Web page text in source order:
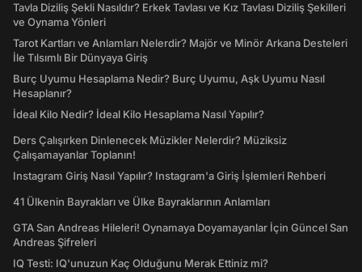
Tavla Diziliş Şekli Nasıldır? Erkek Tavlası ve Kız Tavlası Diziliş Şekilleri
ve Oynama Yönleri
Tarot Kartları ve Anlamları Nelerdir? Majör ve Minör Arkana Desteleri
İle Tılsımlı Bir Dünyaya Giriş
Burç Uyumu Hesaplama Nedir? Burç Uyumu, Aşk Uyumu Nasıl
Hesaplanır?
İdeal Kilo Nedir? İdeal Kilo Hesaplama Nasıl Yapılır?
Ders Çalışırken Dinlenecek Müzikler Nelerdir? Müziksiz
Çalışamayanlar Toplanın!
Instagram Giriş Nasıl Yapılır? Instagram'a Giriş İşlemleri Rehberi
41 Ülkenin Bayrakları ve Ülke Bayraklarının Anlamları
GTA San Andreas Hileleri! Oynamaya Doyamayanlar İçin Güncel San
Andreas Şifreleri
IQ Testi: IQ'unuzun Kaç Olduğunu Merak Ettiniz mi?